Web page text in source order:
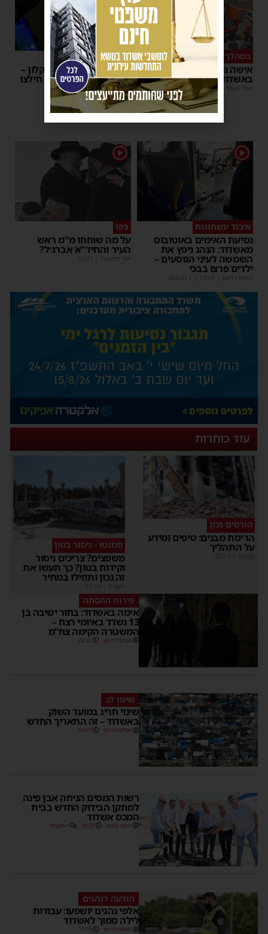
במהלך העבודה
אישה נפלה מסולם במחסן
באשדוד
משה קאהן 17:31
צפו
תינוק ננעל ברכב באשקלון –
המתנדבים האשדודים חילצו
אותו בשלום
משה קאהן |
11:53
1
איבוד עשתונות
נסיעת האימים באוטובוס
מאשדוד: הנהג ניפץ את
השמשה לעיני הנוסעים –
ילדים פרצו בבכי
מנחם דויטש 11:34
1
צפו
על מה שוחחו מ"מ ראש
העיר והחיד"א אברג׳ל?
יוסי יחזקאלי 23:37
עוד כותרות
הורסים נכון
הריסת מבנים: טיפים ומידע
על התהליך
מקודם
סמנטו - ניסור בטון
משפצים? צריכים ניסור
וקידוח בטון? כך תעשו את
זה נכון ותוזילו במחיר
מקודם
פירות ההסתה
אימה באשדוד: בחור ישיבה בן
13 נשדד באיומי רצח –
המשטרה הקימה צח”מ
מנחם דויטש 22:32
שימו לב
שינוי חריג במועד השוק
באשדוד – זה התאריך החדש
מנחם דויטש 16:07
רשות המסים הניחה אבן פינה
למתקן הבידוק החדש בבית
המכס אשדוד
משה קאהן 15:37 1 תגובות
הודעה לנהגים
אלפי נהגים יושפעו: עבודות
לילה סמוך לאשדוד
מנחם דויטש 11:10
פרסומת